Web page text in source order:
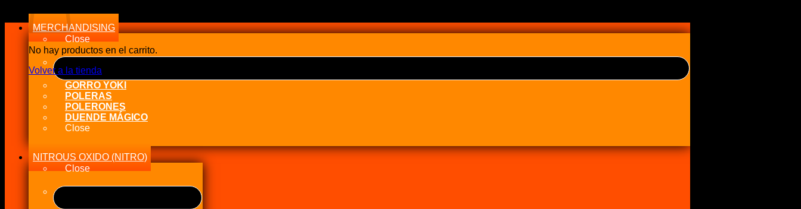
No hay productos en el carrito.
Volver a la tienda
MERCHANDISING
Close
GORRO YOKI
POLERAS
POLERONES
DUENDE MÁGICO
Close
NITROUS OXIDO (NITRO)
Close